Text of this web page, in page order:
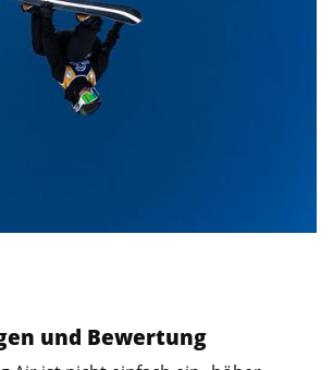
und Bewertung